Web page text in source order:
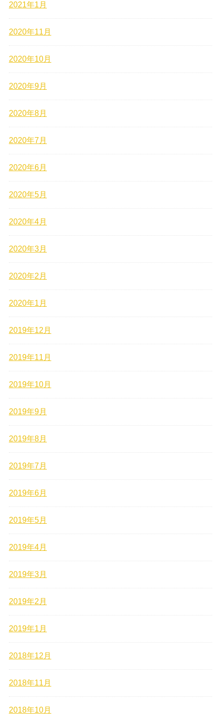
2021年1月
2020年11月
2020年10月
2020年9月
2020年8月
2020年7月
2020年6月
2020年5月
2020年4月
2020年3月
2020年2月
2020年1月
2019年12月
2019年11月
2019年10月
2019年9月
2019年8月
2019年7月
2019年6月
2019年5月
2019年4月
2019年3月
2019年2月
2019年1月
2018年12月
2018年11月
2018年10月